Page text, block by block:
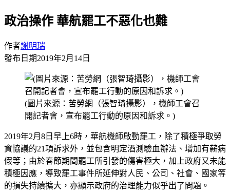
政治操作 華航罷工不惡化也難
作者謝明瑞
發布日期2019年2月14日
(圖片來源：苦勞網（張智琦攝影），機師工會召
開記者會，宣布罷工行動的原因和訴求。)
2019年2月8日早上6時，華航機師啟動罷工，除了積極爭取勞
資協議的21項訴求外，並包含明定酒測驗血辦法、增加有薪病
假等；由於春節期間罷工所引發的傷害極大，加上政府又未能
積極因應，導致罷工事件所延伸對人民、公司、社會、國家等
的損失持續擴大，亦顯示政府的治理能力似乎出了問題。